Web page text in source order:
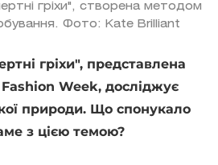
гріхи", створена методом
Фото: Kate Brilliant
гріхи", представлена
Week, досліджує
природи. Що спонукало
з цією темою?